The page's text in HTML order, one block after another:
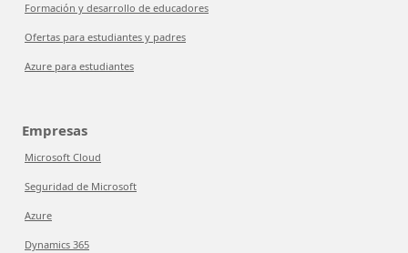
Formación y desarrollo de educadores
Ofertas para estudiantes y padres
Azure para estudiantes
Empresas
Microsoft Cloud
Seguridad de Microsoft
Azure
Dynamics 365